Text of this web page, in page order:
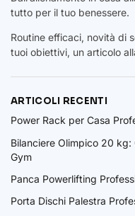
tutto per il tuo benessere.
Routine efficaci, novità di
tuoi obiettivi, un articolo
ARTICOLI RECENTI
Power Rack per Casa
Bilanciere Olimpico 20 kg:
Gym
Panca Powerlifting
Porta Dischi Palestra